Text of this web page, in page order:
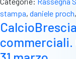
stampa, daniele proch,
commerciali.